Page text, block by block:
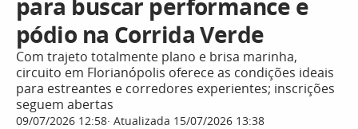
para buscar performance e
pódio na Corrida Verde
Com trajeto totalmente plano e brisa marinha,
circuito em Florianópolis oferece as condições ideais
para estreantes e corredores experientes; inscrições
seguem abertas
09/07/2026 12:58 Atualizada 15/07/2026 13:38